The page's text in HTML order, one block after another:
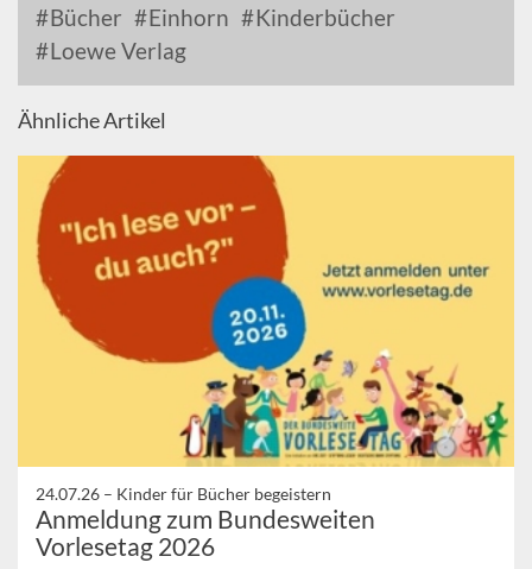
Bücher Einhorn
Kinderbücher
Loewe Verlag
Ähnliche Artikel
24.07.26 – Kinder für Bücher begeistern
Anmeldung zum Bundesweiten
Vorlesetag 2026